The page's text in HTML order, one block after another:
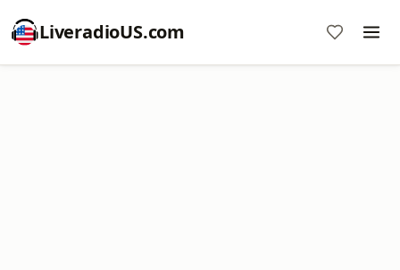
LiveradioUS.com